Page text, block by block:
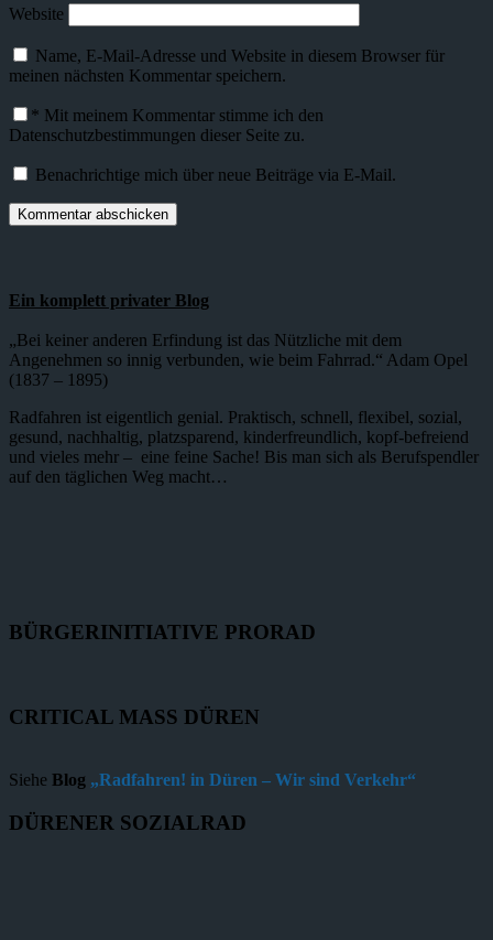
Website
Name, E-Mail-Adresse und Website in diesem Browser für
meinen nächsten Kommentar speichern.
* Mit meinem Kommentar stimme ich den
Datenschutzbestimmungen dieser Seite zu.
Benachrichtige mich über neue Beiträge via E-Mail.
Ein komplett privater Blog
„Bei keiner anderen Erfindung ist das Nützliche mit dem
Angenehmen so innig verbunden, wie beim Fahrrad.“ Adam Opel
(1837 – 1895)
Radfahren ist eigentlich genial. Praktisch, schnell, flexibel, sozial,
gesund, nachhaltig, platzsparend, kinderfreundlich, kopf-befreiend
und vieles mehr – eine feine Sache! Bis man sich als Berufspendler
auf den täglichen Weg macht…
BÜRGERINITIATIVE PRORAD
CRITICAL MASS DÜREN
Siehe Blog „Radfahren! in Düren – Wir sind Verkehr“
DÜRENER SOZIALRAD